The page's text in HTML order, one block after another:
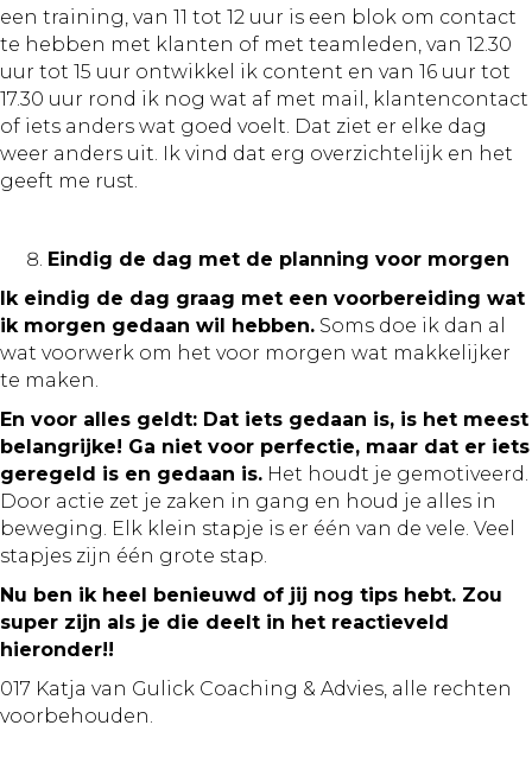
een training, van 11 tot 12 uur is een blok om contact
te hebben met klanten of met teamleden, van 12.30
uur tot 15 uur ontwikkel ik content en van 16 uur tot
17.30 uur rond ik nog wat af met mail, klantencontact
of iets anders wat goed voelt. Dat ziet er elke dag
weer anders uit. Ik vind dat erg overzichtelijk en het
geeft me rust.
Eindig de dag met de planning voor morgen
Ik eindig de dag graag met een voorbereiding wat
ik morgen gedaan wil hebben. Soms doe ik dan al
wat voorwerk om het voor morgen wat makkelijker
te maken.
En voor alles geldt: Dat iets gedaan is, is het meest
belangrijke! Ga niet voor perfectie, maar dat er iets
geregeld is en gedaan is. Het houdt je gemotiveerd.
Door actie zet je zaken in gang en houd je alles in
beweging. Elk klein stapje is er één van de vele. Veel
stapjes zijn één grote stap.
Nu ben ik heel benieuwd of jij nog tips hebt. Zou
super zijn als je die deelt in het reactieveld
hieronder!!
017 Katja van Gulick Coaching & Advies, alle rechten
voorbehouden.